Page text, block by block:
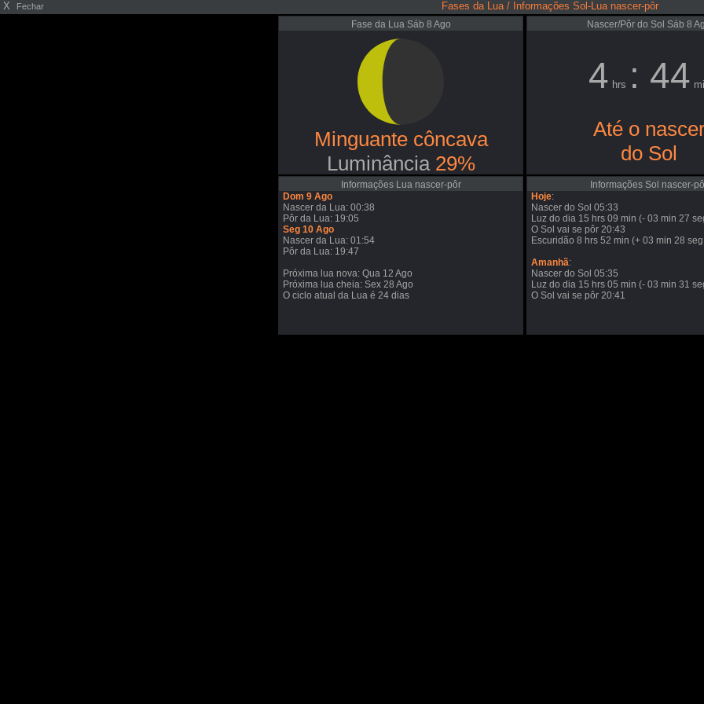
X Fechar Fases da Lua / Informações Sol-Lua nascer-pôr
Fase da Lua Sáb 8 Ago
Minguante côncava
Luminância 29%
Nascer/Pôr do Sol Sáb 8
4 hrs : 44
Até o
do Sol
Informações Lua nascer-pôr
Dom 9 Ago
Nascer da Lua: 00:38
Pôr da Lua: 19:05
Seg 10 Ago
Nascer da Lua: 01:54
Pôr da Lua: 19:47
Próxima lua nova: Qua 12 Ago
Próxima lua cheia: Sex 28 Ago
O ciclo atual da Lua é 24 dias
Informações Sol nascer-
Hoje:
Nascer do Sol 05:33
Luz do dia 15 hrs 09 min (- 03 min 27
O Sol vai se pôr 20:43
Escuridão 8 hrs 52 min (+ 03 min 28
Amanhã:
Nascer do Sol 05:35
Luz do dia 15 hrs 05 min (- 03 min 31
O Sol vai se pôr 20:41